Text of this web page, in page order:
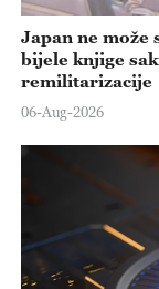
Japan ne može
bijele knjige
remilitarizacije
06-Aug-2026